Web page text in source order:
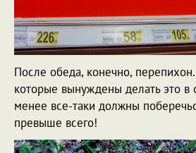
После обеда, конечно,
которые вынуждены делать это в
менее все-таки должны
превыше всего!